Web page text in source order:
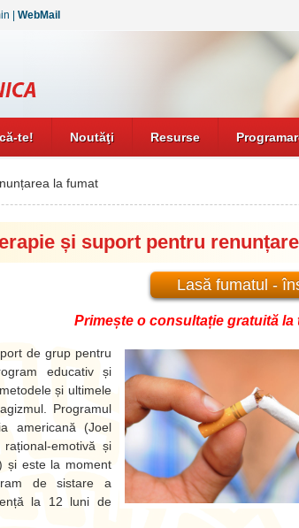
WebMail
te! Noutăţi Resurse
la fumat
și suport pentru
Lasă fumatul -
Primește o consultație gratuită la
de grup pentru
educativ și
și ultimele
Programul
americană (Joel
emotivă și
și este la moment
de sistare a
la 12 luni de